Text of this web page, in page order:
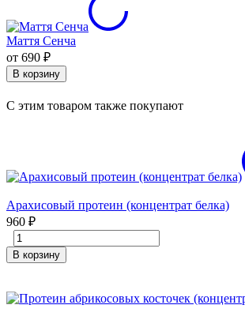
Маття Сенча
от 690 ₽
В корзину
C этим товаром также покупают
Арахисовый протеин (концентрат белка)
960 ₽
В корзину